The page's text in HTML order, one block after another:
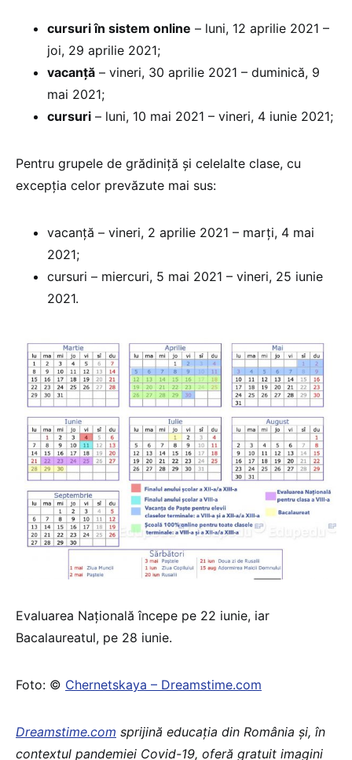
cursuri în sistem online – luni, 12 aprilie 2021 –
joi, 29 aprilie 2021;
vacanță – vineri, 30 aprilie 2021 – duminică, 9
mai 2021;
cursuri – luni, 10 mai 2021 – vineri, 4 iunie 2021;
Pentru grupele de grădiniță și celelalte clase, cu
excepția celor prevăzute mai sus:
vacanță – vineri, 2 aprilie 2021 – marți, 4 mai
2021;
cursuri – miercuri, 5 mai 2021 – vineri, 25 iunie
2021.
Evaluarea Națională începe pe 22 iunie, iar
Bacalaureatul, pe 28 iunie.
Foto: © Chernetskaya – Dreamstime.com
Dreamstime.com sprijină educaţia din România şi, în
contextul pandemiei Covid-19, oferă gratuit imagini